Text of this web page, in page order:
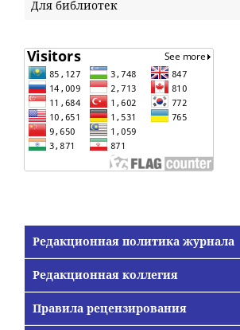
Для библиотек
Редакционная политика журнала
Редакционная коллегия
Правила рецензирования